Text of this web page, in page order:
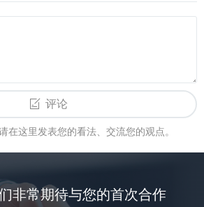
评论
这里发表您的看法、交流您的观点。
非常期待与您的首次合作